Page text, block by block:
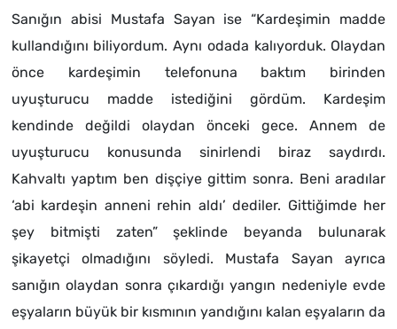
Sanığın abisi Mustafa Sayan ise “Kardeşimin madde
kullandığını biliyordum. Aynı odada kalıyorduk. Olaydan
önce kardeşimin telefonuna baktım birinden
uyuşturucu madde istediğini gördüm. Kardeşim
kendinde değildi olaydan önceki gece. Annem de
uyuşturucu konusunda sinirlendi biraz saydırdı.
Kahvaltı yaptım ben dişçiye gittim sonra. Beni aradılar
‘abi kardeşin anneni rehin aldı’ dediler. Gittiğimde her
şey bitmişti zaten” şeklinde beyanda bulunarak
şikayetçi olmadığını söyledi. Mustafa Sayan ayrıca
sanığın olaydan sonra çıkardığı yangın nedeniyle evde
eşyaların büyük bir kısmının yandığını kalan eşyaların da